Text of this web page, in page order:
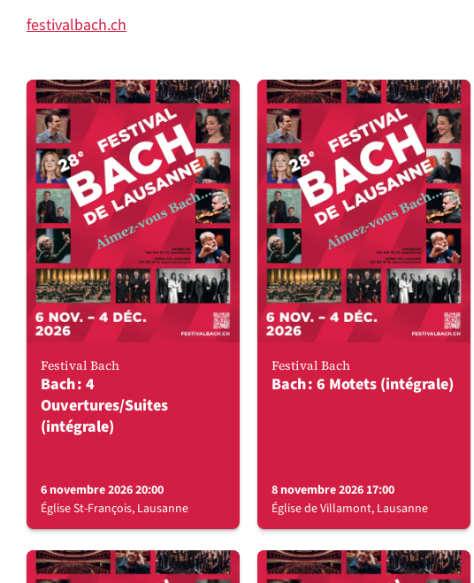
festivalbach.ch
À l'affiche
Festival Bach
Bach : 4
Ouvertures/Suites
(intégrale)
6 novembre 2026 20:00
Église St-François, Lausanne
Festival Bach
Bach : 6 Motets (intégrale)
8 novembre 2026 17:00
Église de Villamont, Lausanne